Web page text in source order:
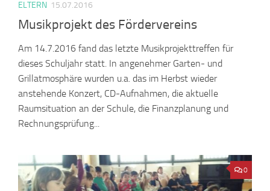
ELTERN 15.07.2016
Musikprojekt des Fördervereins
Am 14.7.2016 fand das letzte Musikprojekttreffen für
dieses Schuljahr statt. In angenehmer Garten- und
Grillatmosphäre wurden u.a. das im Herbst wieder
anstehende Konzert, CD-Aufnahmen, die aktuelle
Raumsituation an der Schule, die Finanzplanung und
Rechnungsprüfung...
0